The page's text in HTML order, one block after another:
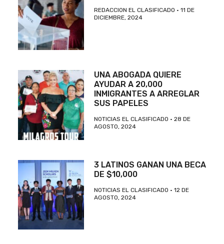
REDACCION EL CLASIFICADO
11 DE
DICIEMBRE, 2024
UNA ABOGADA QUIERE
AYUDAR A 20,000
INMIGRANTES A ARREGLAR
SUS PAPELES
NOTICIAS EL CLASIFICADO
28 DE
AGOSTO, 2024
3 LATINOS GANAN UNA BECA
DE $10,000
NOTICIAS EL CLASIFICADO
12 DE
AGOSTO, 2024